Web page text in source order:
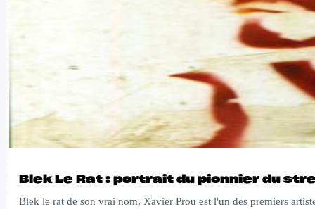
Blek Le Rat : portrait du pionnier du
Blek le rat de son vrai nom, Xavier Prou est l'un des premiers